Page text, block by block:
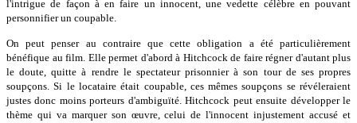
l'intrigue de façon à en faire un innocent, une vedette célèbre en pouvant
personnifier un coupable.
On peut penser au contraire que cette obligation a été particulièrement
bénéfique au film. Elle permet d'abord à Hitchcock de faire régner d'autant plus
le doute, quitte à rendre le spectateur prisonnier à son tour de ses propres
soupçons. Si le locataire était coupable, ces mêmes soupçons se révéleraient
justes donc moins porteurs d'ambiguïté. Hitchcock peut ensuite développer le
thème qui va marquer son œuvre, celui de l'innocent injustement accusé et